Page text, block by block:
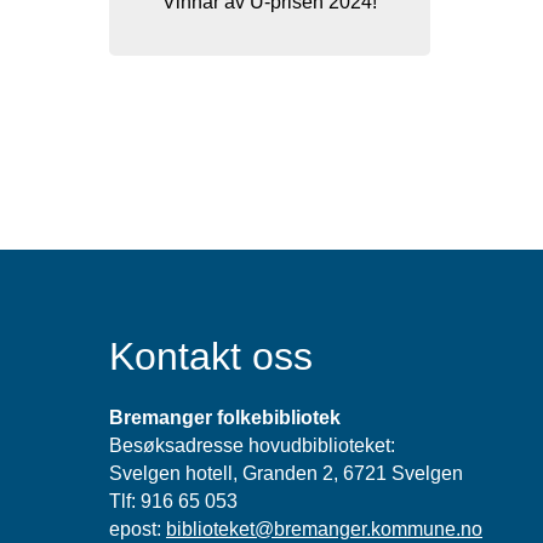
Kontakt oss
Bremanger folkebibliotek
Besøksadresse hovudbiblioteket:
Svelgen hotell, Granden 2, 6721 Svelgen
Tlf: 916 65 053
epost: biblioteket@bremanger.kommune.no